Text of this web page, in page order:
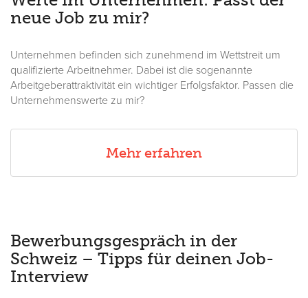
neue Job zu mir?
Unternehmen befinden sich zunehmend im Wettstreit um
qualifizierte Arbeitnehmer. Dabei ist die sogenannte
Arbeitgeberattraktivität ein wichtiger Erfolgsfaktor. Passen die
Unternehmenswerte zu mir?
Mehr erfahren
Bewerbungsgespräch in der
Schweiz – Tipps für deinen Job-
Interview